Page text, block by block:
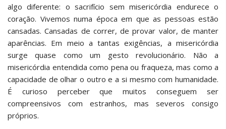
algo diferente: o sacrifício sem misericórdia endurece o
coração. Vivemos numa época em que as pessoas estão
cansadas. Cansadas de correr, de provar valor, de manter
aparências. Em meio a tantas exigências, a misericórdia
surge quase como um gesto revolucionário. Não a
misericórdia entendida como pena ou fraqueza, mas como a
capacidade de olhar o outro e a si mesmo com humanidade.
É curioso perceber que muitos conseguem ser
compreensivos com estranhos, mas severos consigo
próprios.